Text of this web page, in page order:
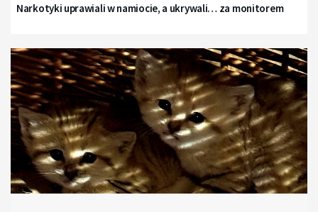
Narkotyki uprawiali w namiocie, a ukrywali… za monitorem